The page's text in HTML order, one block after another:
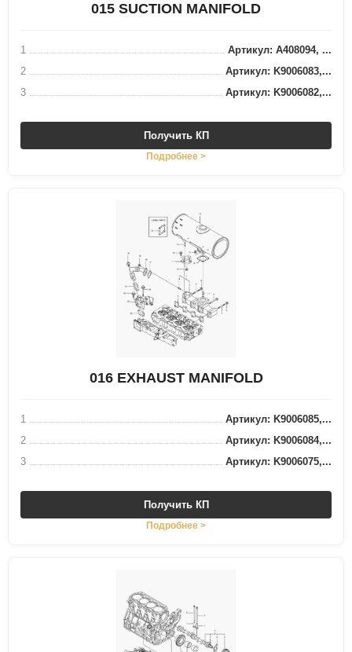
015 SUCTION MANIFOLD
1
Артикул: A408094, ...
2
Артикул: K9006083,...
3
Артикул: K9006082,...
Получить КП
Подробнее >
016 EXHAUST MANIFOLD
1
Артикул: K9006085,...
2
Артикул: K9006084,...
3
Артикул: K9006075,...
Получить КП
Подробнее >